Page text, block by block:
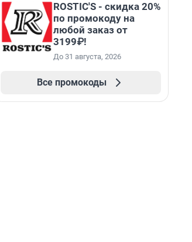
ROSTIC'S - скидка 20%
по промокоду на
любой заказ от
3199₽!
До 31 августа, 2026
Все промокоды